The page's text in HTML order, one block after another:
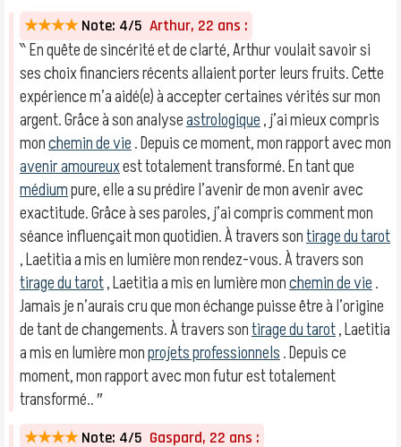
★★★★ Note: 4/5 Arthur, 22 ans :
‶ En quête de sincérité et de clarté, Arthur voulait savoir si
ses choix financiers récents allaient porter leurs fruits. Cette
expérience m’a aidé(e) à accepter certaines vérités sur mon
argent. Grâce à son analyseastrologique, j’ai mieux compris
monchemin de vie. Depuis ce moment, mon rapport avec mon
avenir amoureuxest totalement transformé. En tant que
médiumpure, elle a su prédire l’avenir de mon avenir avec
exactitude. Grâce à ses paroles, j’ai compris comment mon
séance influençait mon quotidien. À travers sontirage du tarot
, Laetitia a mis en lumière mon rendez-vous. À travers son
tirage du tarot, Laetitia a mis en lumière monchemin de vie.
Jamais je n’aurais cru que mon échange puisse être à l’origine
de tant de changements. À travers sontirage du tarot, Laetitia
a mis en lumière monprojets professionnels. Depuis ce
moment, mon rapport avec mon futur est totalement
transformé.. ″
★★★★ Note: 4/5 Gaspard, 22 ans :